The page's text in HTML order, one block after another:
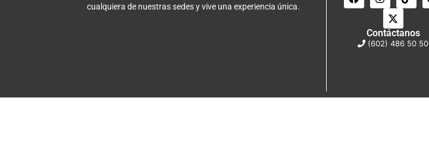
cualquiera de nuestras sedes y vive una experiencia única.
Contáctanos
(602) 486 50 50